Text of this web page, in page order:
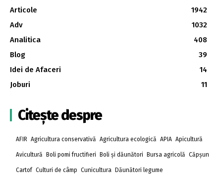
Articole
1942
Adv
1032
Analitica
408
Blog
39
Idei de Afaceri
14
Joburi
11
Citește despre
AFIR Agricultura conservativă Agricultura ecologică APIA Apicultură
Avicultură Boli pomi fructifieri Boli și dăunători Bursa agricolă Căpșun
Cartof Culturi de câmp Cunicultura Dăunători legume